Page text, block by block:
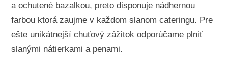
a ochutené bazalkou, preto disponuje nádhernou
farbou ktorá zaujme v každom slanom cateringu. Pre
ešte unikátnejší chuťový zážitok odporúčame plniť
slanými nátierkami a penami.